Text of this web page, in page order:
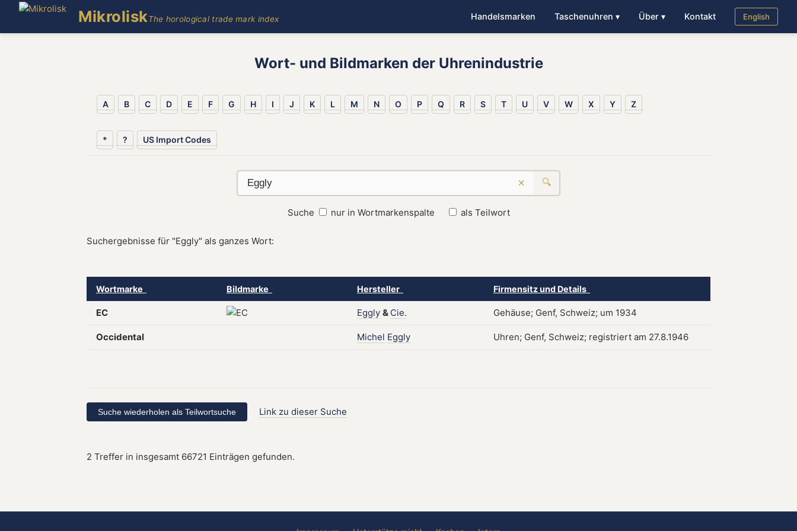
MikroliskThe horological trade mark index Handelsmarken Taschenuhren ▾ Über ▾ Kontakt English
Wort- und Bildmarken der Uhrenindustrie
A B C D E F G H I J K L M N O P Q R S T U V W X Y Z
* ? US Import Codes
× 🔍
Suche nur in Wortmarkenspalte als Teilwort
Suchergebnisse für "Eggly" als ganzes Wort:
Wortmarke Bildmarke Hersteller Firmensitz und Details
EC Eggly & Cie. Gehäuse; Genf, Schweiz; um 1934
Occidental Michel Eggly Uhren; Genf, Schweiz; registriert am 27.8.1946
Link zu dieser Suche
2 Treffer in insgesamt 66721 Einträgen gefunden.